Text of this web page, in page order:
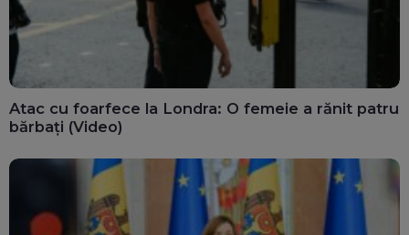
Atac cu foarfece la Londra: O femeie a rănit patru
bărbați (Video)